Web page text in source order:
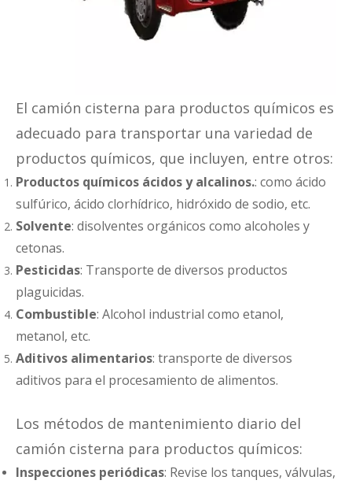
El camión cisterna para productos químicos es
adecuado para transportar una variedad de
productos químicos, que incluyen, entre otros:
Productos químicos ácidos y alcalinos.: como ácido
sulfúrico, ácido clorhídrico, hidróxido de sodio, etc.
Solvente: disolventes orgánicos como alcoholes y
cetonas.
Pesticidas: Transporte de diversos productos
plaguicidas.
Combustible: Alcohol industrial como etanol,
metanol, etc.
Aditivos alimentarios: transporte de diversos
aditivos para el procesamiento de alimentos.
Los métodos de mantenimiento diario del
camión cisterna para productos químicos:
Inspecciones periódicas: Revise los tanques, válvulas,